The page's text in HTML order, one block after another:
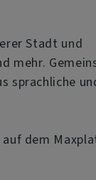
Stadt und
mehr.
sprachliche
dem